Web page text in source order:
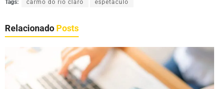
Tags: carmo do rio claro espetáculo
Relacionado Posts